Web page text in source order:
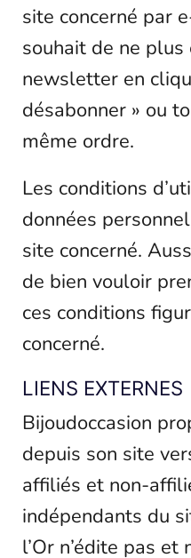
site concerné par
souhait de ne
newsletter en
désabonner » ou
même ordre.
Les conditions
données
site concerné.
de bien vouloir
ces conditions
concerné.
LIENS EXTERNES
Bijoudoccasion
depuis son site
affiliés et non-
indépendants du
l’Or n’édite pas